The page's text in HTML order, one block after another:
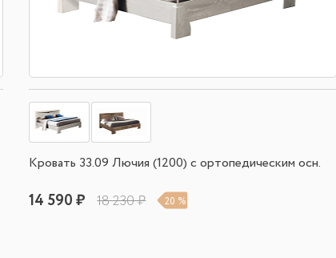
Кровать 33.09 Лючия (1200) с ортопедическим осн.
14 590 ₽ 18 230 ₽ 20 %